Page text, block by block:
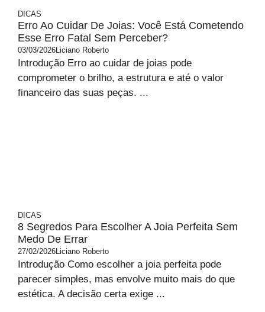
DICAS
Erro Ao Cuidar De Joias: Você Está Cometendo
Esse Erro Fatal Sem Perceber?
03/03/2026Liciano Roberto
Introdução Erro ao cuidar de joias pode
comprometer o brilho, a estrutura e até o valor
financeiro das suas peças. ...
DICAS
8 Segredos Para Escolher A Joia Perfeita Sem
Medo De Errar
27/02/2026Liciano Roberto
Introdução Como escolher a joia perfeita pode
parecer simples, mas envolve muito mais do que
estética. A decisão certa exige ...